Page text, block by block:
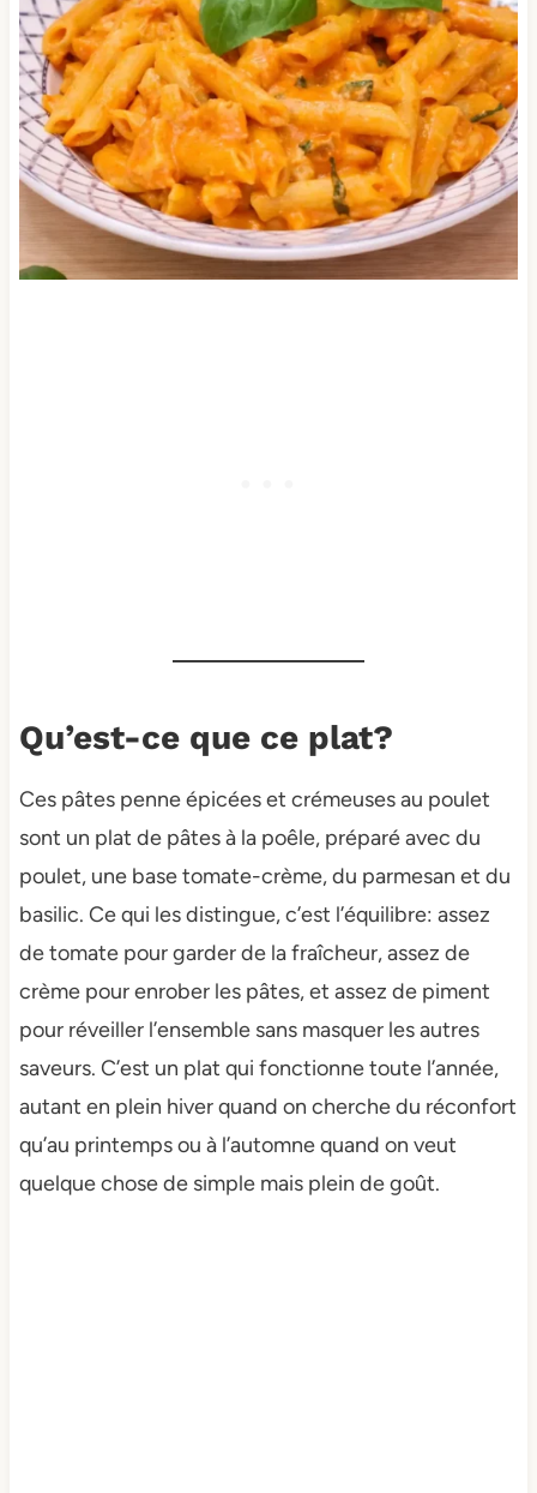
Qu’est-ce que ce plat?
Ces pâtes penne épicées et crémeuses au poulet
sont un plat de pâtes à la poêle, préparé avec du
poulet, une base tomate-crème, du parmesan et du
basilic. Ce qui les distingue, c’est l’équilibre: assez
de tomate pour garder de la fraîcheur, assez de
crème pour enrober les pâtes, et assez de piment
pour réveiller l’ensemble sans masquer les autres
saveurs. C’est un plat qui fonctionne toute l’année,
autant en plein hiver quand on cherche du réconfort
qu’au printemps ou à l’automne quand on veut
quelque chose de simple mais plein de goût.